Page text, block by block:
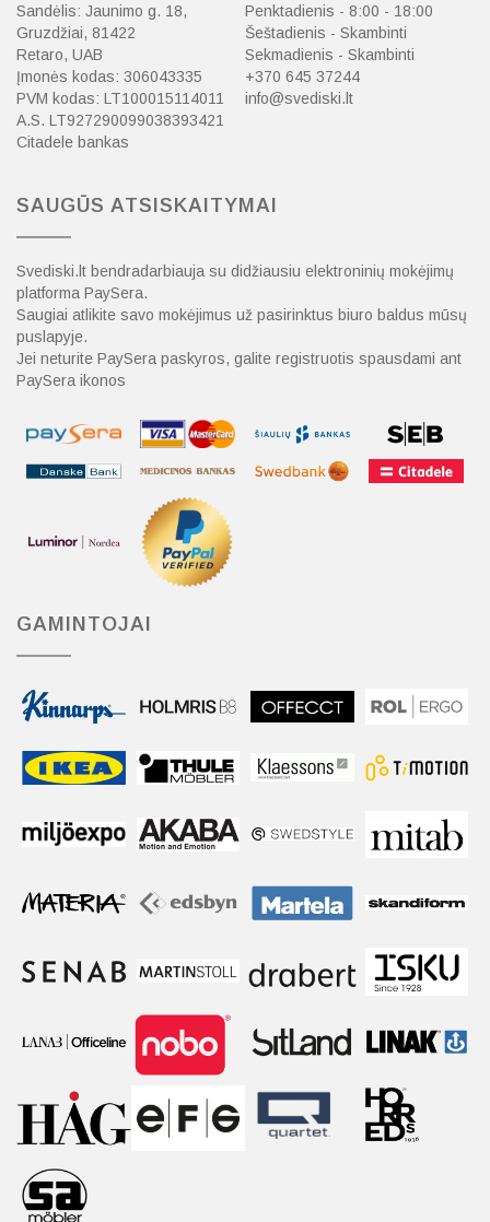
Sandėlis: Jaunimo g. 18,
Gruzdžiai, 81422
Retaro, UAB
Įmonės kodas: 306043335
PVM kodas: LT100015114011
A.S. LT927290099038393421
Citadele bankas
Penktadienis - 8:00 - 18:00
Šeštadienis - Skambinti
Sekmadienis - Skambinti
+370 645 37244
info@svediski.lt
SAUGŪS ATSISKAITYMAI
Svediski.lt bendradarbiauja su didžiausiu elektroninių mokėjimų
platforma PaySera.
Saugiai atlikite savo mokėjimus už pasirinktus biuro baldus mūsų
puslapyje.
Jei neturite PaySera paskyros, galite registruotis spausdami ant
PaySera ikonos
GAMINTOJAI